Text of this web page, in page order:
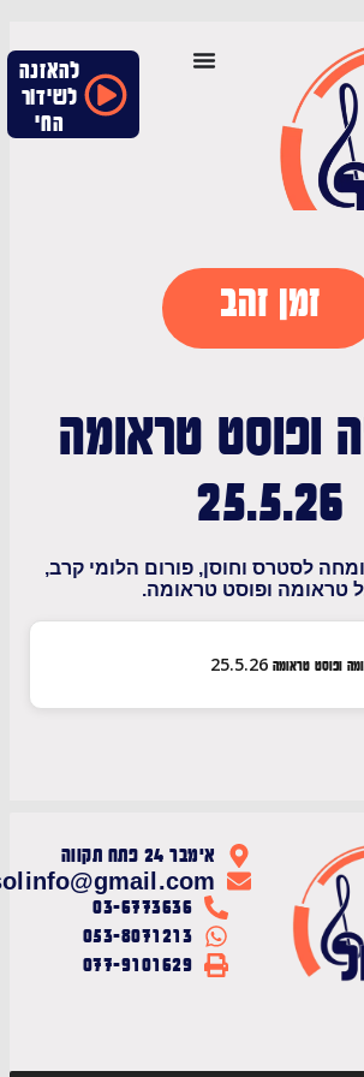
להאזנה
לשידור
החי
זהב
טראומה
וחוסן, פורום הלומי קרב,
ופוסט טראומה.
אימבר 24 פתח תקווה
radiosolinfo@gmail.com
03-6773636
053-8071213
077-9101629